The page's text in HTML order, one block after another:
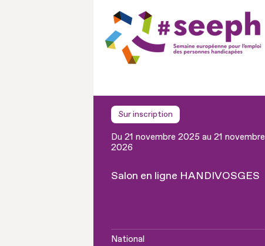
Sur inscription
Du 21 novembre 2025 au 21 novembre
2026
Salon en ligne HANDIVOSGES
National